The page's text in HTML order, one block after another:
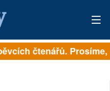
čtenářů. Prosíme,